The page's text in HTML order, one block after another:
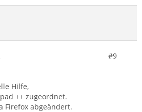
#9
Hilfe,
++ zugeordnet.
Firefox abgeändert.